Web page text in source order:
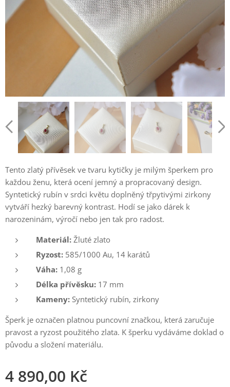
Tento zlatý přívěsek ve tvaru kytičky je milým šperkem pro
každou ženu, která ocení jemný a propracovaný design.
Syntetický rubín v srdci květu doplněný třpytivými zirkony
vytváří hezký barevný kontrast. Hodí se jako dárek k
narozeninám, výročí nebo jen tak pro radost.
Materiál: Žluté zlato
Ryzost: 585/1000 Au, 14 karátů
Váha: 1,08 g
Délka přívěsku: 17 mm
Kameny: Syntetický rubín, zirkony
Šperk je označen platnou puncovní značkou, která zaručuje
pravost a ryzost použitého zlata. K šperku vydáváme doklad o
původu a složení materiálu.
4 890,00 Kč